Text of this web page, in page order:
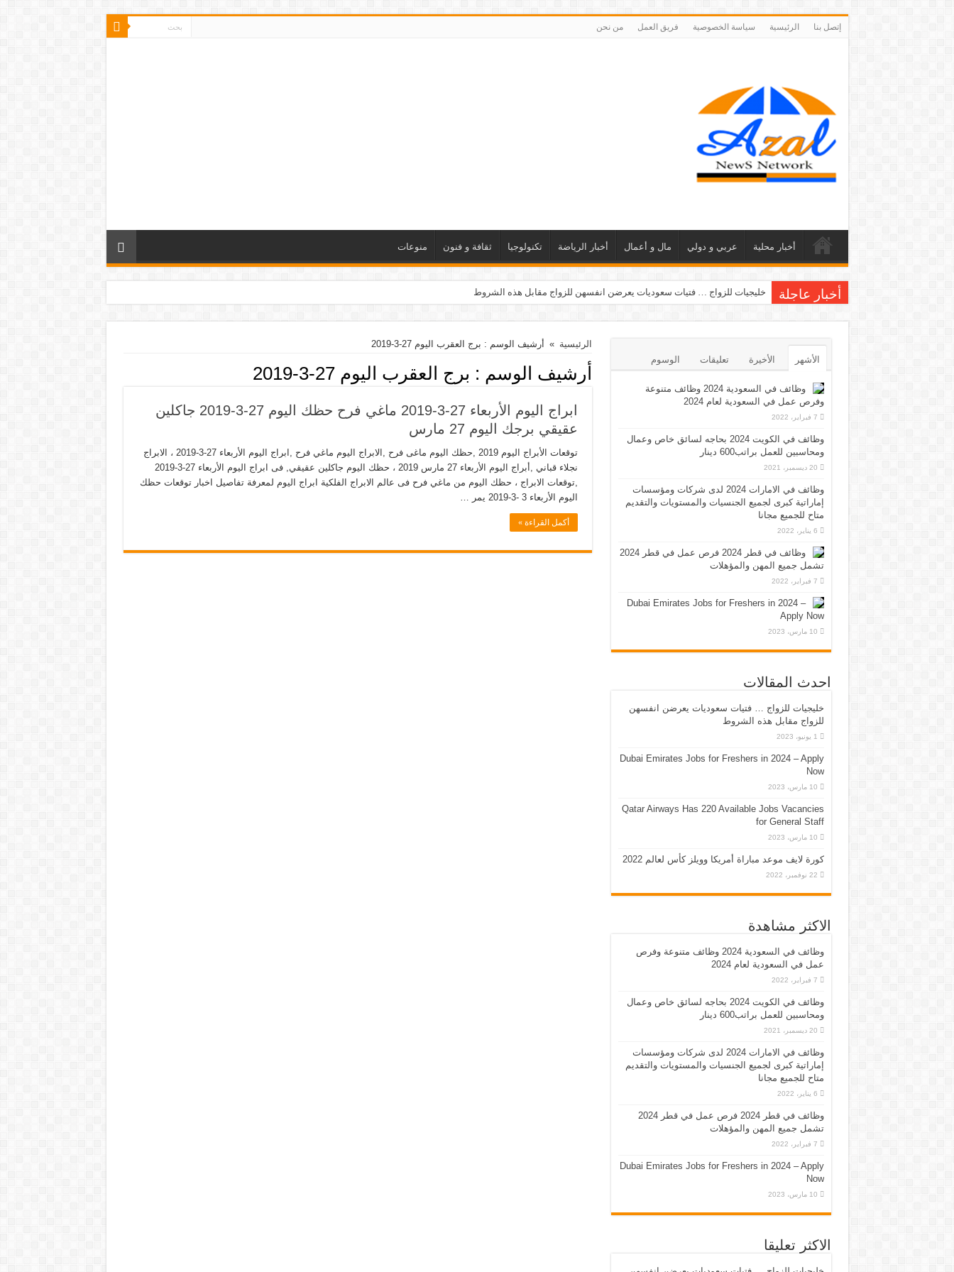
إتصل بنا الرئيسية سياسة الخصوصية فريق العمل من نحن
أخبار محلية عربي و دولي مال و أعمال أخبار الرياضة تكنولوجيا ثقافة و فنون منوعات
أخبار عاجلة خليجيات للزواج … فتيات سعوديات يعرضن انفسهن للزواج مقابل هذه الشروط
الرئيسية » أرشيف الوسم : برج العقرب اليوم 27-3-2019
أرشيف الوسم : برج العقرب اليوم 27-3-2019
ابراج اليوم الأربعاء 27-3-2019 ماغي فرح حظك اليوم 27-3-2019 جاكلين
عقيقي برجك اليوم 27 مارس
توقعات الأبراج اليوم 2019 ,حظك اليوم ماغى فرح ,الابراج اليوم ماغي فرح ,ابراج اليوم الأربعاء 27-3-2019 ، الابراج
نجلاء قباني ,أبراج اليوم الأربعاء 27 مارس 2019 ، حظك اليوم جاكلين عقيقي, فى ابراج اليوم الأربعاء 27-3-2019
,توقعات الابراج ، حظك اليوم من ماغي فرح فى عالم الابراج الفلكية ابراج اليوم لمعرفة تفاصيل اخبار توقعات حظك
اليوم الأربعاء 3 -3-2019 يمر …
أكمل القراءة »
الأشهر الأخيرة تعليقات الوسوم
وظائف في السعودية 2024 وظائف متنوعة
وفرص عمل في السعودية لعام 2024
7 فبراير، 2022
وظائف في الكويت 2024 بحاجه لسائق خاص وعمال
ومحاسبين للعمل براتب600 دينار
20 ديسمبر، 2021
وظائف في الامارات 2024 لدى شركات ومؤسسات
إماراتية كبرى لجميع الجنسيات والمستويات والتقديم
متاح للجميع مجانا
6 يناير، 2022
وظائف في قطر 2024 فرص عمل في قطر 2024
تشمل جميع المهن والمؤهلات
7 فبراير، 2022
Dubai Emirates Jobs for Freshers in 2024 –
Apply Now
10 مارس، 2023
احدث المقالات
خليجيات للزواج … فتيات سعوديات يعرضن انفسهن
للزواج مقابل هذه الشروط
1 يونيو، 2023
Dubai Emirates Jobs for Freshers in 2024 – Apply
Now
10 مارس، 2023
Qatar Airways Has 220 Available Jobs Vacancies
for General Staff
10 مارس، 2023
كورة لايف موعد مباراة أمريكا وويلز كأس لعالم 2022
22 نوفمبر، 2022
الاكثر مشاهدة
وظائف في السعودية 2024 وظائف متنوعة وفرص
عمل في السعودية لعام 2024
7 فبراير، 2022
وظائف في الكويت 2024 بحاجه لسائق خاص وعمال
ومحاسبين للعمل براتب600 دينار
20 ديسمبر، 2021
وظائف في الامارات 2024 لدى شركات ومؤسسات
إماراتية كبرى لجميع الجنسيات والمستويات والتقديم
متاح للجميع مجانا
6 يناير، 2022
وظائف في قطر 2024 فرص عمل في قطر 2024
تشمل جميع المهن والمؤهلات
7 فبراير، 2022
Dubai Emirates Jobs for Freshers in 2024 – Apply
Now
10 مارس، 2023
الاكثر تعليقا